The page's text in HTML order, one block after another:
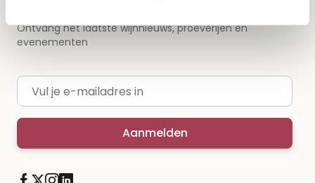
Ontvang het laatste wijnnieuws, proeverijen en
evenementen
E-mailadres
Aanmelden